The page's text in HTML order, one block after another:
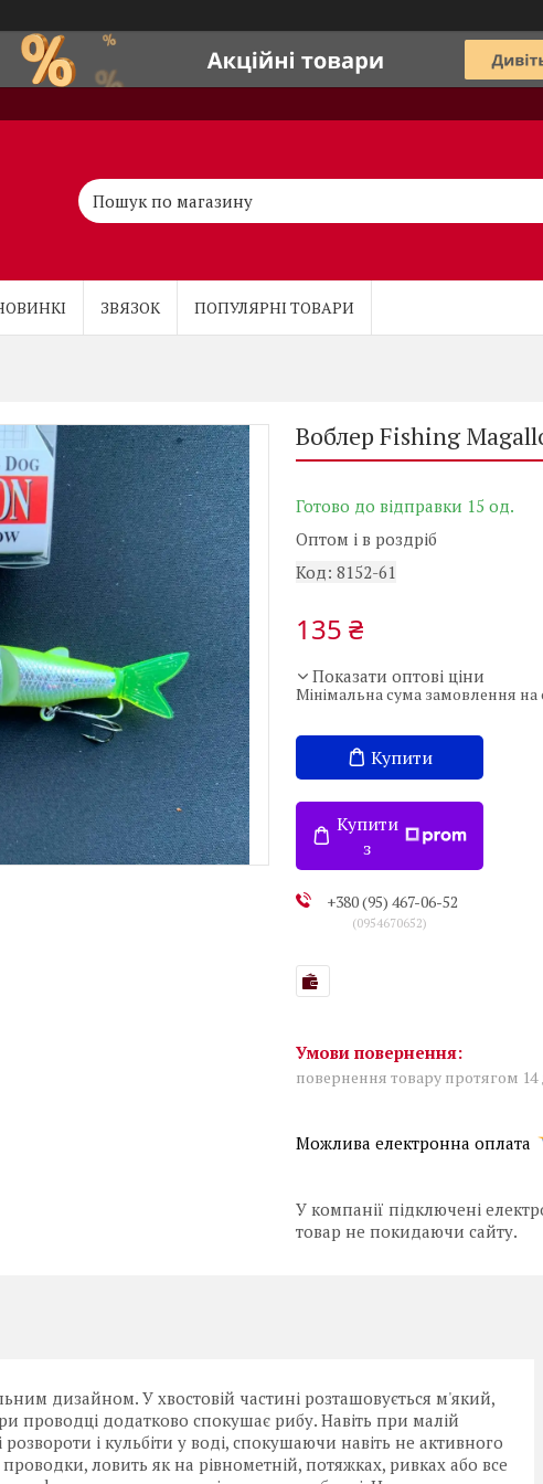
ЗВЯЗОК ПОПУЛЯРНІ ТОВАРИ
Воблер Fishing
Готово до відправки 15 од.
Оптом і в роздріб
Код: 8152-61
135 ₴
Показати оптові ціни
Мінімальна сума замовлення на
Купити
Купити
з
+380 (95) 467-06-52
0954670652
повернення товару протягом 14
У компанії підключені
товар не покидаючи сайту.
дизайном. У хвостовій частині розташовується м'який,
проводці додатково спокушає рибу. Навіть при малій
розвороти і кульбіти у воді, спокушаючи навіть не активного
ловить як на рівнометній, потяжках, ривках або все